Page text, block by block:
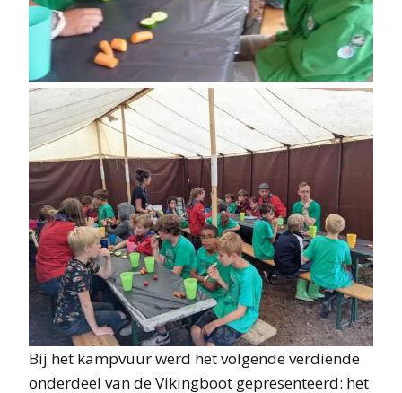
Bij het kampvuur werd het volgende verdiende
onderdeel van de Vikingboot gepresenteerd: het